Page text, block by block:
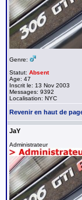
Genre:
Statut: Absent
Age: 47
Inscrit le: 13 Nov 2003
Messages: 9392
Localisation: NYC
Revenir en haut de
JaY
Administrateur